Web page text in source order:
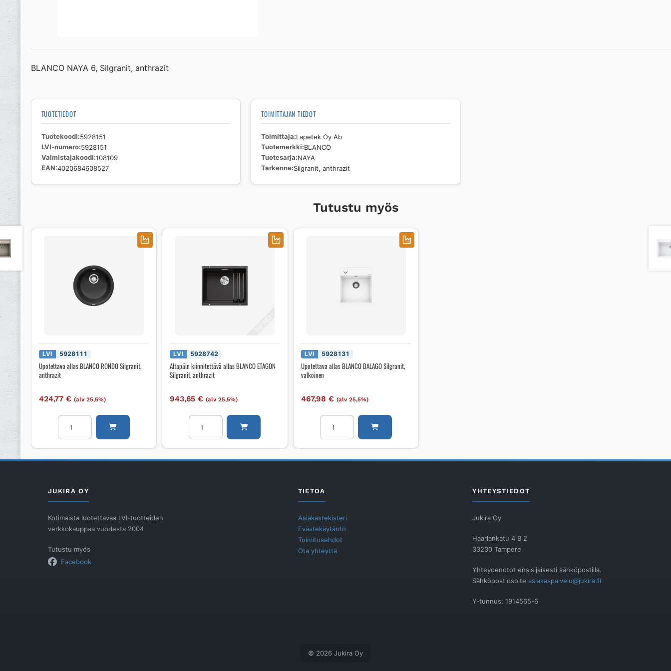
BLANCO NAYA 6, Silgranit, anthrazit
TUOTETIEDOT
Tuotekoodi 5928151
LVI-numero 5928151
Valmistajakoodi 108109
EAN 4020684608527
TOIMITTAJAN TIEDOT
Toimittaja Lapetek Oy Ab
Tuotemerkki BLANCO
Tuotesarja NAYA
Tarkenne Silgranit, anthrazit
Tutustu myös
LVI 5928111
Upotettava allas BLANCO RONDO Silgranit,
anthrazit
424,77€ (alv 25,5%)
Upotettava
allas
BLANCO
Silgranit,
LVI 5928742
Altapäin kiinnitettävä allas BLANCO ETAGON
Silgranit, anthrazit
943,65€ (alv 25,5%)
Altapäin
kiinnitettävä
allas
ETAGON
LVI 5928131
Upotettava allas BLANCO DALAGO Silgranit,
valkoinen
467,98 € (alv 25,5%)
Upotettava
allas
BLANCO
Silgranit,
JUKIRA OY
Kotimaista luotettavaa LVI-tuotteiden
verkkokauppaa vuodesta 2004
Tutustu myös
Facebook
TIETOA
Asiakasrekisteri
Evästekäytäntö
Toimitusehdot
Ota yhteyttä
YHTEYSTIEDOT
Jukira Oy
Haarlankatu 4 B 2
33230 Tampere
Yhteydenotot ensisijaisesti sähköpostilla.
Sähköpostiosoiteasiakaspalvelu@jukira.fi
Y-tunnus: 1914565-6
© 2026 Jukira Oy